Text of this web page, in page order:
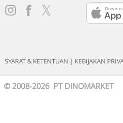
SYARAT & KETENTUAN | KEBIJAKAN
© 2008-2026 PT DINOMARKET